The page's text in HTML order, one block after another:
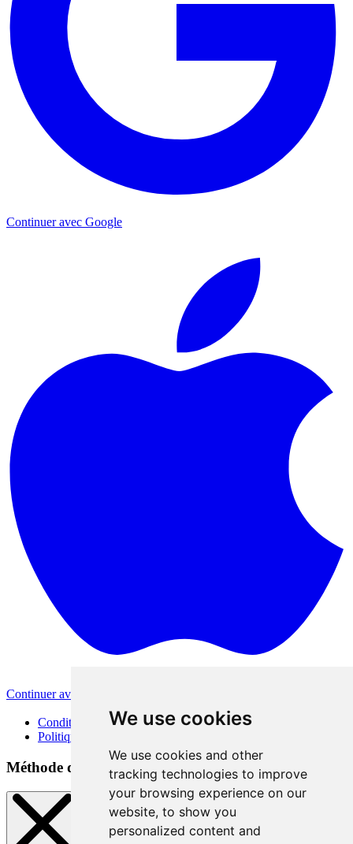
We use cookies
We use cookies and other
tracking technologies to improve
your browsing experience on our
website, to show you
personalized content and
Continuer avec Google
Continuer avec Apple
Conditions d'utilisation
Politique de confidentialité
Méthode de connexion